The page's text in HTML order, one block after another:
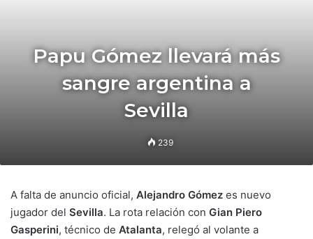
Papu Gómez llevará más
sangre argentina a
Sevilla
239
A falta de anuncio oficial, Alejandro Gómez es nuevo
jugador del Sevilla. La rota relación con Gian Piero
Gasperini, técnico de Atalanta, relegó al volante a